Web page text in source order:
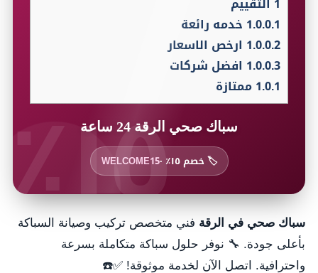
١٥٪
1.0.0.1 خدمه رائعة
1.0.0.2 ارخص الاسعار
1.0.0.3 افضل شركات
1.0.1ممتازة
سباك صحي الرقة 24 ساعة
🏷️ خصم ١٥٪ · WELCOME15
سباك صحي في الرقة فني متخصص تركيب وصيانة السباكة
بأعلى جودة. 🔧 نوفر حلول سباكة متكاملة بسرعة
واحترافية. اتصل الآن لخدمة موثوقة! ✅☎️